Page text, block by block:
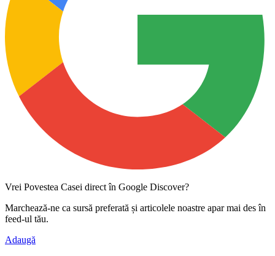
Vrei Povestea Casei direct în Google Discover?
Marchează-ne ca sursă preferată și articolele noastre apar mai des în
feed-ul tău.
Adaugă